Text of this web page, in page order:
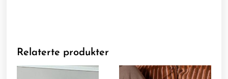
Relaterte produkter